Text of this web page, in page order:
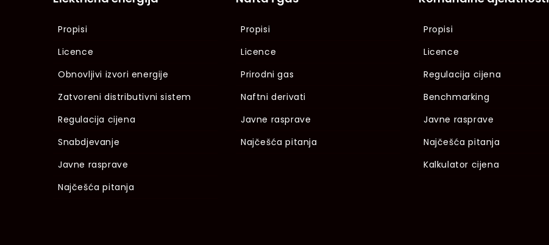
Propisi
Licence
Obnovljivi izvori energije
Zatvoreni distributivni sistem
Regulacija cijena
Snabdjevanje
Javne rasprave
Najčešća pitanja
Propisi
Licence
Prirodni gas
Naftni derivati
Javne rasprave
Najčešća pitanja
Propisi
Licence
Regulacija cijena
Benchmarking
Javne rasprave
Najčešća pitanja
Kalkulator cijena